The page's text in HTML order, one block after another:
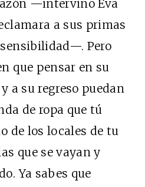
—intervino Eva
a sus primas
Pero
que pensar en su
a su regreso puedan
de ropa que tú
de los locales de tu
que se vayan y
Ya sabes que